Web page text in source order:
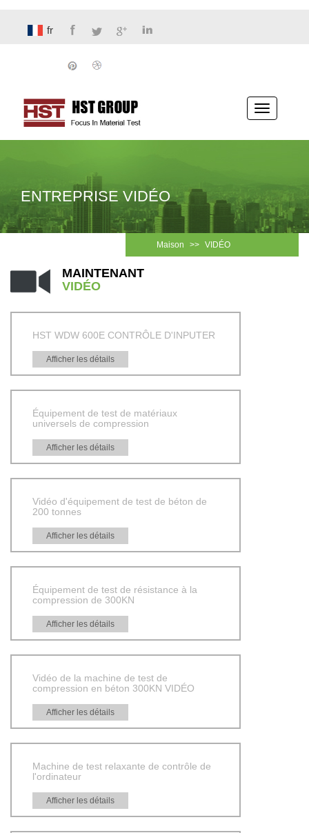
fr
Basculer
la
ENTREPRISE VIDÉO
Maison >> VIDÉO
MAINTENANT
VIDÉO
HST WDW 600E CONTRÔLE D'INPUTER
Afficher les détails
Équipement de test de matériaux
universels de compression
Afficher les détails
Vidéo d'équipement de test de béton de
200 tonnes
Afficher les détails
Équipement de test de résistance à la
compression de 300KN
Afficher les détails
Vidéo de la machine de test de
compression en béton 300KN VIDÉO
Afficher les détails
Machine de test relaxante de contrôle de
l'ordinateur
Afficher les détails